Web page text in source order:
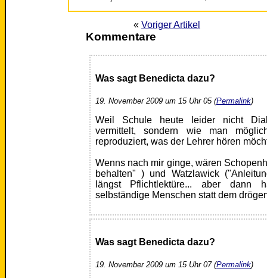
« Voriger Artikel
Kommentare
Was sagt Benedicta dazu?
19. November 2009 um 15 Uhr 05 (Permalink)
Weil Schule heute leider nicht
vermittelt, sondern wie man
reproduziert, was der Lehrer hören
Wenns nach mir ginge, wären
behalten" ) und Watzlawick
längst Pflichtlektüre... aber dann
selbständige Menschen statt dem
Was sagt Benedicta dazu?
19. November 2009 um 15 Uhr 07 (Permalink)